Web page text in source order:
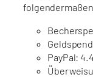
PayPal: